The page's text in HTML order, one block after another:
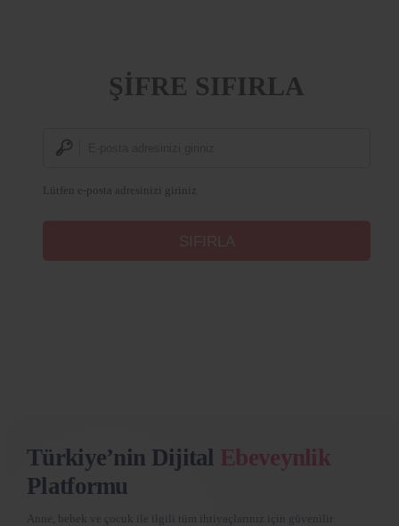
ŞİFRE SIFIRLA
Lütfen e-posta adresinizi giriniz
Türkiye’nin Dijital Ebeveynlik
Platformu
Anne, bebek ve çocuk ile ilgili tüm ihtiyaçlarınız için güvenilir